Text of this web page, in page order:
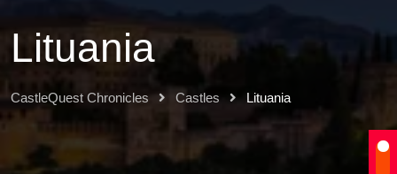
Lituania
CastleQuest Chronicles Castles Lituania